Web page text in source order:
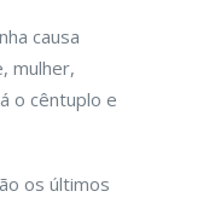
causa
mulher,
o cêntuplo e
os últimos